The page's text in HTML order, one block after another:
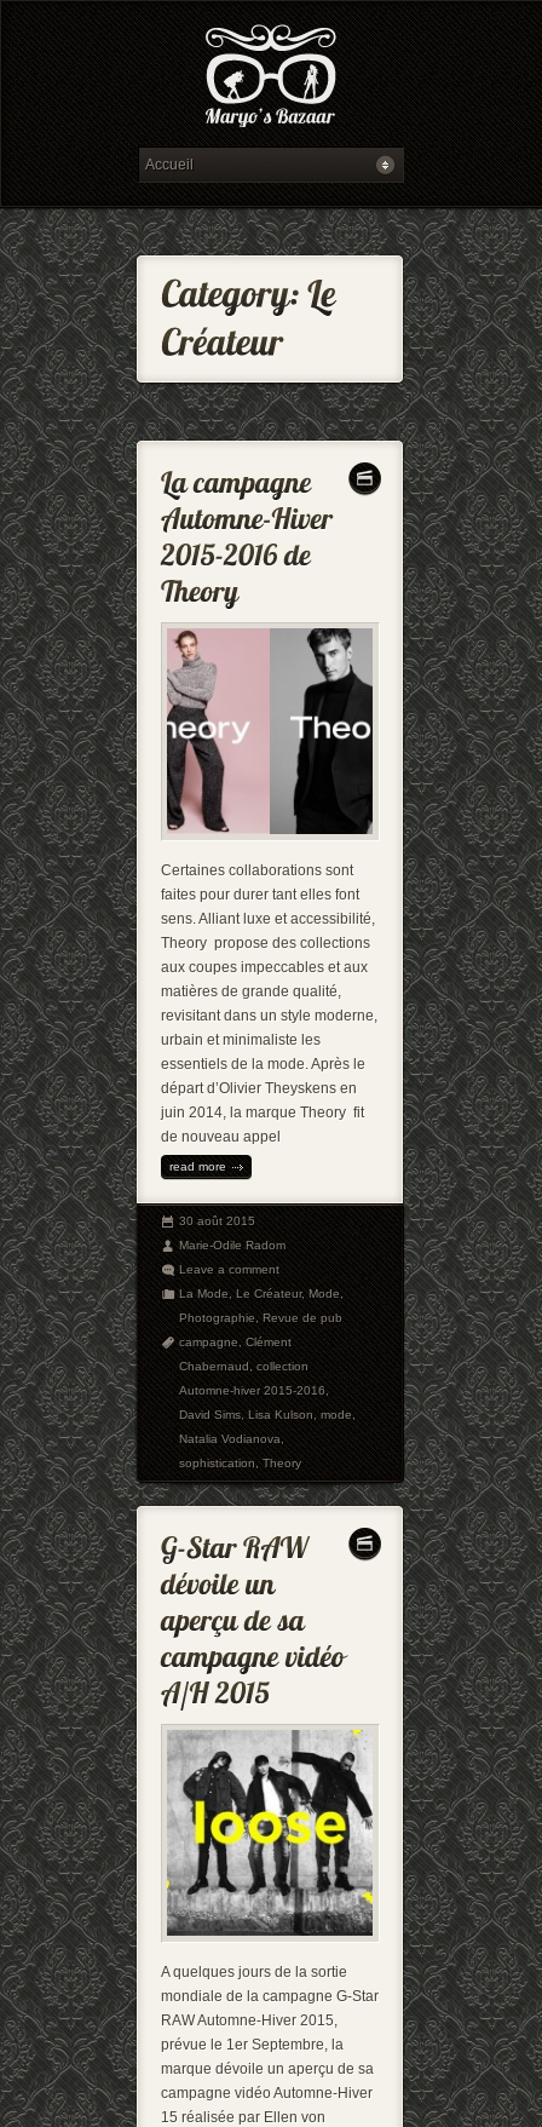
Certaines collaborations sont
faites pour durer tant elles font
sens. Alliant luxe et accessibilité,
Theory propose des collections
aux coupes impeccables et aux
matières de grande qualité,
revisitant dans un style moderne,
urbain et minimaliste les
essentiels de la mode. Après le
départ d’Olivier Theyskens en
juin 2014, la marque Theory fit
de nouveau appel
read more
30 août 2015
Marie-Odile Radom
Leave a comment
La Mode,Le Créateur,Mode,
Photographie,Revue de pub
campagne,Clément
Chabernaud,collection
Automne-hiver 2015-2016,
David Sims,Lisa Kulson,mode,
Natalia Vodianova,
sophistication,Theory
A quelques jours de la sortie
mondiale de la campagne G-Star
RAW Automne-Hiver 2015,
prévue le 1er Septembre, la
marque dévoile un aperçu de sa
campagne vidéo Automne-Hiver
15 réalisée par Ellen von